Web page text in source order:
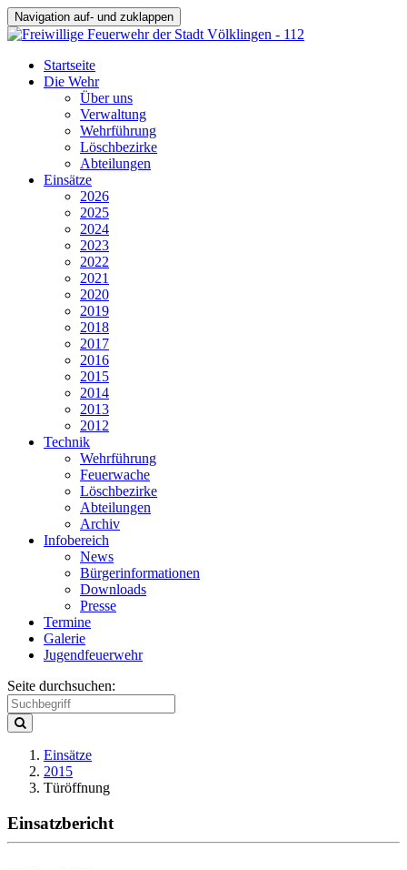
Navigation auf- und zuklappen
Startseite
Die Wehr
Über uns
Verwaltung
Wehrführung
Löschbezirke
Abteilungen
Einsätze
2026
2025
2024
2023
2022
2021
2020
2019
2018
2017
2016
2015
2014
2013
2012
Technik
Wehrführung
Feuerwache
Löschbezirke
Abteilungen
Archiv
Infobereich
News
Bürgerinformationen
Downloads
Presse
Termine
Galerie
Jugendfeuerwehr
Seite durchsuchen:
Einsätze
2015
Türöffnung
Einsatzbericht